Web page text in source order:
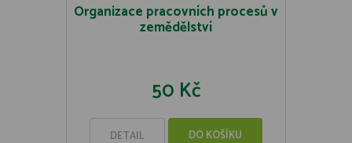
Organizace pracovních procesů v
zemědělství
50 Kč
DETAIL DO KOŠÍKU